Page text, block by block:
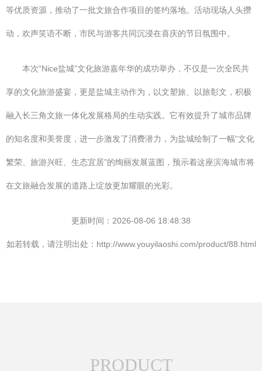
等优质资源，推动了一批文旅合作项目的签约落地。活动现场人头攒
动，欢声笑语不断，市民与游客共同沉浸在喜庆的节日氛围中。
本次“Nice盐城”文化旅游嘉年华的成功举办，不仅是一次全民共
享的文化旅游盛宴，更是盐城主动作为，以文塑旅、以旅彰文，积极
融入长三角文旅一体化发展格局的生动实践。它有效提升了城市品牌
的知名度和美誉度，进一步激发了消费潜力，为盐城绘制了一幅“文化
繁荣、旅游兴旺、生态宜居”的绚丽发展蓝图，预示着这座滨海城市将
在文旅融合发展的道路上绽放更加耀眼的光彩。
更新时间：2026-08-06 18:48:38
如若转载，请注明出处：http://www.youyilaoshi.com/product/88.html
PRODUCT